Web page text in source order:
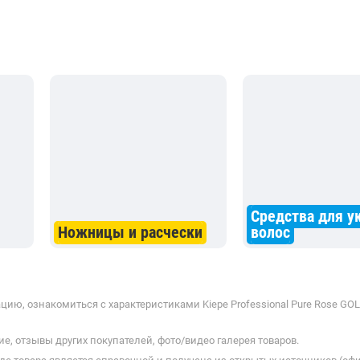
Ножницы и расчески
Средства для
волос
ознакомиться с характеристиками Kiepe Professional Pure Rose
отзывы других покупателей, фото/видео галерея товаров.